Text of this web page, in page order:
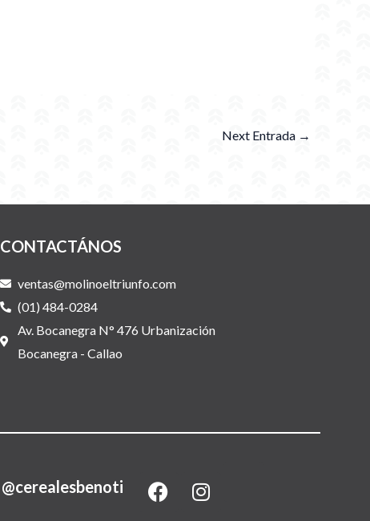
Next Entrada →
CONTACTÁNOS
ventas@molinoeltriunfo.com
(01) 484-0284
Av. Bocanegra N° 476 Urbanización
Bocanegra - Callao
@cerealesbenoti
a
n